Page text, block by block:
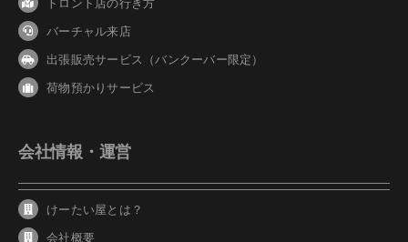
バーチャル来店
出張販売サービス（バンクーバー限定）
荷物預かりサービス
会社情報・運営
けーたい屋とは？
会社概要